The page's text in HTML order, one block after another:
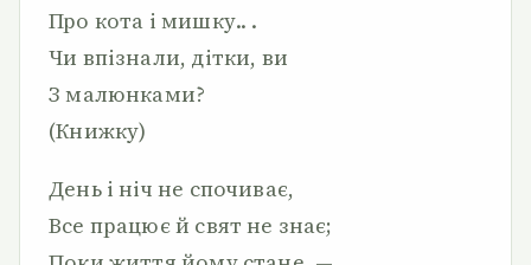
Про кота і мишку.. .
Чи впізнали, дітки, ви
З малюнками?
(Книжку)
День і ніч не спочиває,
Все працює й свят не знає;